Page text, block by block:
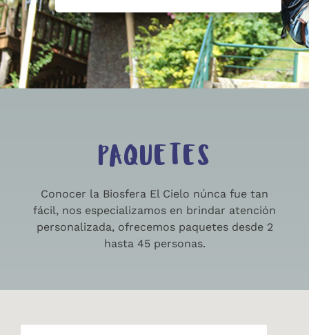
PAQUETES
Conocer la Biosfera El Cielo núnca fue tan
fácil, nos especializamos en brindar atención
personalizada, ofrecemos paquetes desde 2
hasta 45 personas.